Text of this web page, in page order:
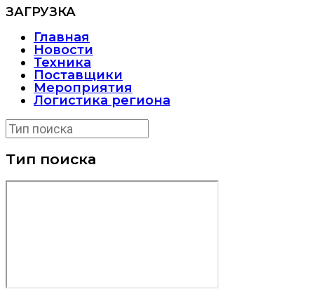
ЗАГРУЗКА
Главная
Новости
Техника
Поставщики
Мероприятия
Логистика региона
Тип поиска